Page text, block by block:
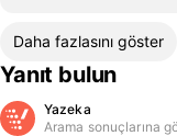
Daha fazlasını göster
Yanıt bulun
Yazeka
Arama sonuçlarına